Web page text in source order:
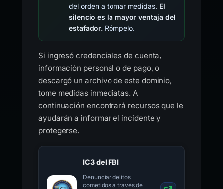
del orden a tomar medidas. El
silencio es la mayor ventaja del
estafador. Rómpelo.
Si ingresó credenciales de cuenta,
información personal o de pago, o
descargó un archivo de este dominio,
tome medidas inmediatas. A
continuación encontrará recursos que le
ayudarán a informar el incidente y
protegerse.
IC3 del FBI
Denunciar delitos
cometidos a través de